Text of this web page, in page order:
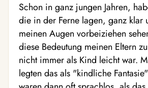
Schon in ganz jungen Jahren,
die in der Ferne lagen, ganz klar
meinen Augen vorbeiziehen
diese Bedeutung meinen Eltern
nicht immer als Kind leicht war.
legten das als "kindliche